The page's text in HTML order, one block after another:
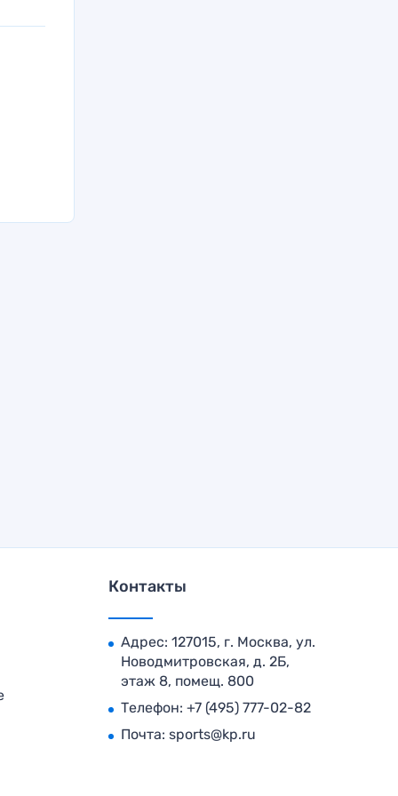
Контакты
Адрес: 127015, г. Москва, ул.
Новодмитровская, д. 2Б,
этаж 8, помещ. 800
Телефон: +7 (495) 777-02-82
Почта: sports@kp.ru